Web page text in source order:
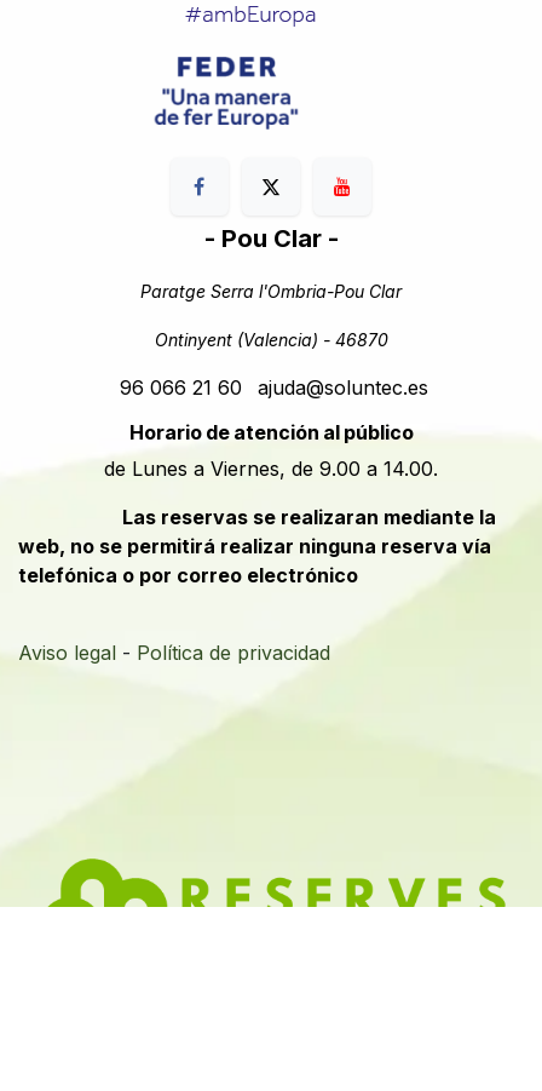
- Pou Clar -
Paratge Serra l'Ombria-Pou Clar
Ontinyent (Valencia) - 46870
96 066 21 60
ajuda@soluntec.es
Horario de atención al público
de Lunes a Viernes, de 9.00 a 14.00.
​​Las reservas se realizaran mediante la
web, no se permitirá realizar ninguna reserva vía
telefónica o por correo electrónico
Aviso legal - Política de privacidad